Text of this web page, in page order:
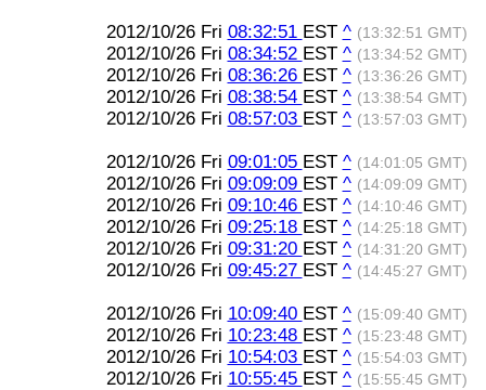
2012/10/26 Fri 08:32:51 EST ^ (13:32:51 GMT)
2012/10/26 Fri 08:34:52 EST ^ (13:34:52 GMT)
2012/10/26 Fri 08:36:26 EST ^ (13:36:26 GMT)
2012/10/26 Fri 08:38:54 EST ^ (13:38:54 GMT)
2012/10/26 Fri 08:57:03 EST ^ (13:57:03 GMT)
2012/10/26 Fri 09:01:05 EST ^ (14:01:05 GMT)
2012/10/26 Fri 09:09:09 EST ^ (14:09:09 GMT)
2012/10/26 Fri 09:10:46 EST ^ (14:10:46 GMT)
2012/10/26 Fri 09:25:18 EST ^ (14:25:18 GMT)
2012/10/26 Fri 09:31:20 EST ^ (14:31:20 GMT)
2012/10/26 Fri 09:45:27 EST ^ (14:45:27 GMT)
2012/10/26 Fri 10:09:40 EST ^ (15:09:40 GMT)
2012/10/26 Fri 10:23:48 EST ^ (15:23:48 GMT)
2012/10/26 Fri 10:54:03 EST ^ (15:54:03 GMT)
2012/10/26 Fri 10:55:45 EST ^ (15:55:45 GMT)